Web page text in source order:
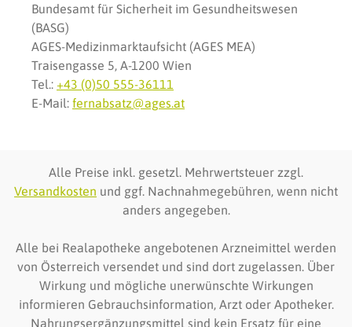
Bundesamt für Sicherheit im Gesundheitswesen
(BASG)
AGES-Medizinmarktaufsicht (AGES MEA)
Traisengasse 5, A-1200 Wien
Tel.: +43 (0)50 555-36111
E-Mail: fernabsatz@ages.at
Alle Preise inkl. gesetzl. Mehrwertsteuer zzgl.
Versandkosten und ggf. Nachnahmegebühren, wenn nicht
anders angegeben.
Alle bei Realapotheke angebotenen Arzneimittel werden
von Österreich versendet und sind dort zugelassen. Über
Wirkung und mögliche unerwünschte Wirkungen
informieren Gebrauchsinformation, Arzt oder Apotheker.
Nahrungsergänzungsmittel sind kein Ersatz für eine